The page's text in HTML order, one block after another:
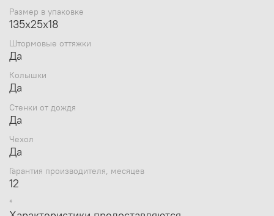
Размер в упаковке
135х25х18
Штормовые оттяжки
Да
Колышки
Да
Стенки от дождя
Да
Чехол
Да
Гарантия производителя, месяцев
12
*